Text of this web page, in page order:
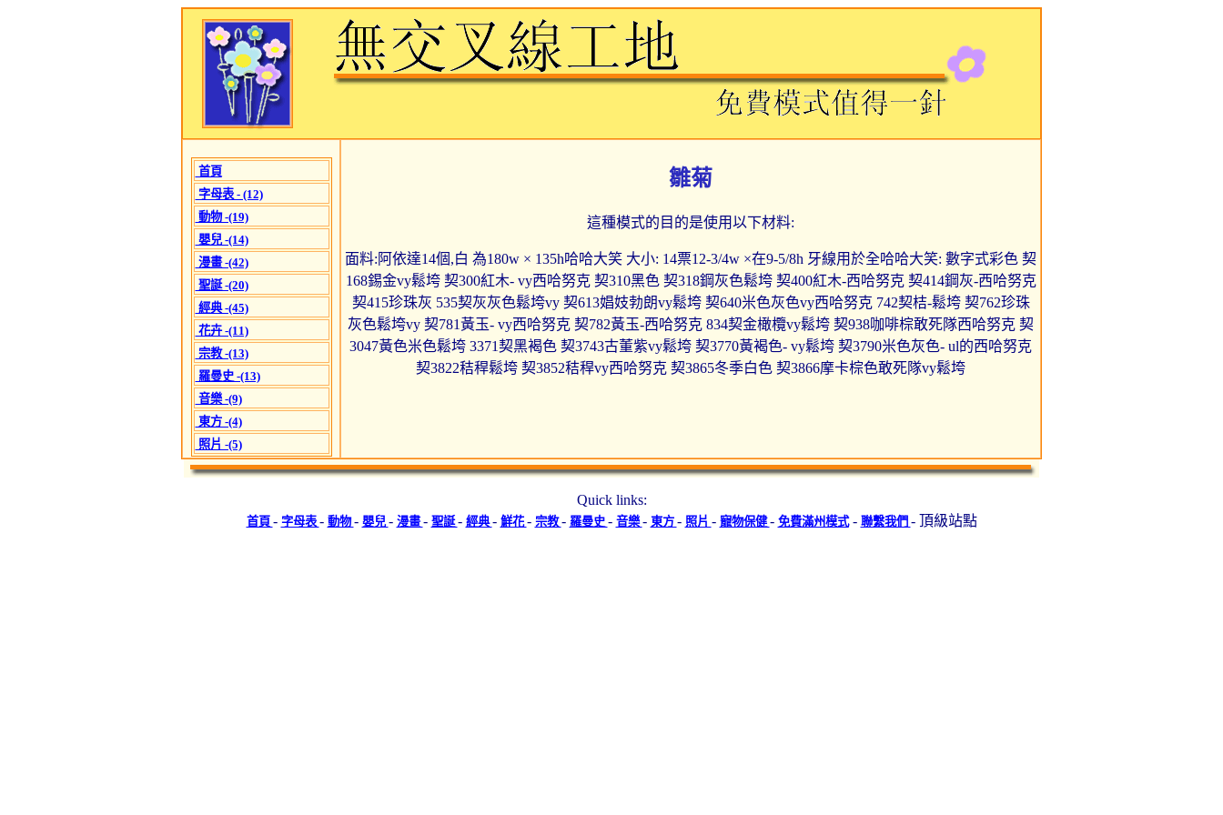
首頁
字母表 - (12)
動物 -(19)
嬰兒 -(14)
漫畫 -(42)
聖誕 -(20)
經典 -(45)
花卉 -(11)
宗教 -(13)
羅曼史 -(13)
音樂 -(9)
東方 -(4)
照片 -(5)
雛菊
這種模式的目的是使用以下材料:
面料:阿依達14個,白 為180w × 135h哈哈大笑 大小: 14票12-3/4w ×在9-5/8h 牙線用於全哈哈大笑: 數字式彩色 契
168錫金vy鬆垮 契300紅木- vy西哈努克 契310黑色 契318鋼灰色鬆垮 契400紅木-西哈努克 契414鋼灰-西哈努克
契415珍珠灰 535契灰灰色鬆垮vy 契613娼妓勃朗vy鬆垮 契640米色灰色vy西哈努克 742契桔-鬆垮 契762珍珠
灰色鬆垮vy 契781黃玉- vy西哈努克 契782黃玉-西哈努克 834契金橄欖vy鬆垮 契938咖啡棕敢死隊西哈努克 契
3047黃色米色鬆垮 3371契黑褐色 契3743古董紫vy鬆垮 契3770黃褐色- vy鬆垮 契3790米色灰色- ul的西哈努克
契3822秸稈鬆垮 契3852秸稈vy西哈努克 契3865冬季白色 契3866摩卡棕色敢死隊vy鬆垮
Quick links:
首頁 - 字母表 - 動物- 嬰兒- 漫畫- 聖誕- 經典- 鮮花- 宗教- 羅曼史 - 音樂- 東方 - 照片 - 寵物保健- 免費滿州模式- 聯繫我們 - 頂級站點